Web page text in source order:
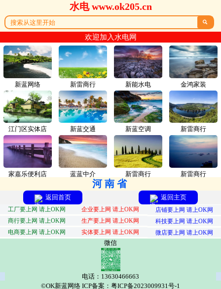
水电 www.ok205.cn

欢迎加入水电网
新蓝网络 新雷商行
江门区实体店 新蓝交通
家嘉乐便利店 蓝蓝中介
新能水电 金鸿家装
新蓝空调 新雷商行
新雷商行 新雷商行
河南省
返回首页 返回主页
工厂要上网 请上OK网 企业要上网 请上OK网
店铺要上网 请上OK网
商行要上网 请上OK网
生产要上网 请上OK网
科技要上网 请上OK网
电商要上网 请上OK网
实体要上网 请上OK网 微店要上网 请上OK网
微信
电话：13630466663
©OK新蓝网络 ICP备案：粤ICP备2023009931号-1